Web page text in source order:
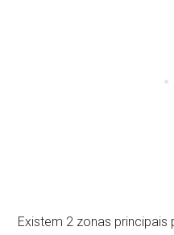
Existem 2 zonas principais